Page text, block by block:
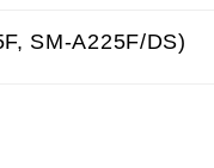
SM-A225F/DS)